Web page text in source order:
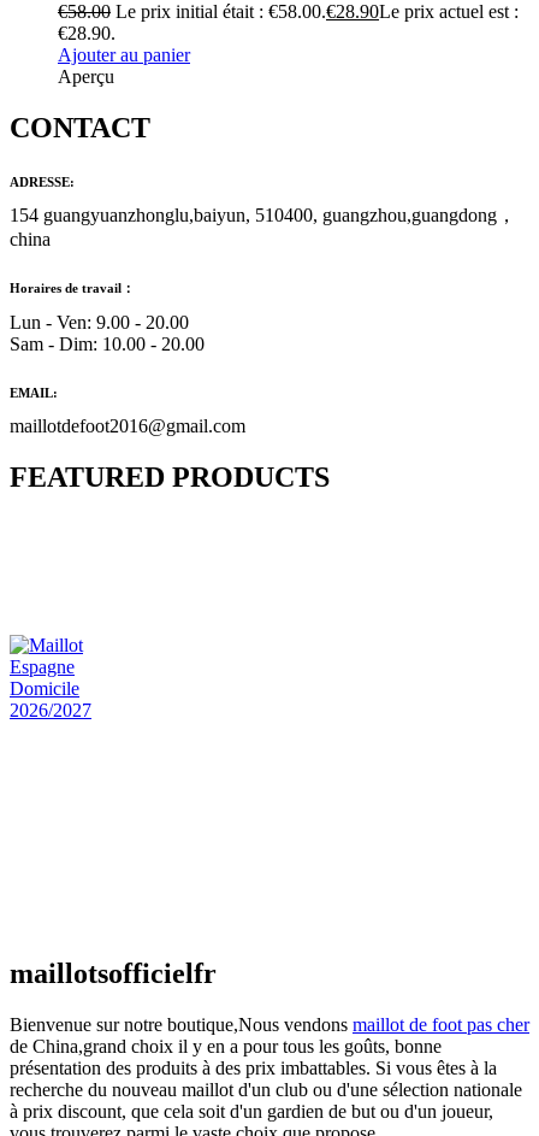
€58.00 Le prix initial était : €58.00.€28.90Le prix actuel est :
€28.90.
Ajouter au panier
Aperçu
CONTACT
ADRESSE:
154 guangyuanzhonglu,baiyun, 510400, guangzhou,guangdong，
china
Horaires de travail：
Lun - Ven: 9.00 - 20.00
Sam - Dim: 10.00 - 20.00
EMAIL:
maillotdefoot2016@gmail.com
FEATURED PRODUCTS
maillotsofficielfr
Bienvenue sur notre boutique,Nous vendons maillot de foot pas cher
de China,grand choix il y en a pour tous les goûts, bonne
présentation des produits à des prix imbattables. Si vous êtes à la
recherche du nouveau maillot d'un club ou d'une sélection nationale
à prix discount, que cela soit d'un gardien de but ou d'un joueur,